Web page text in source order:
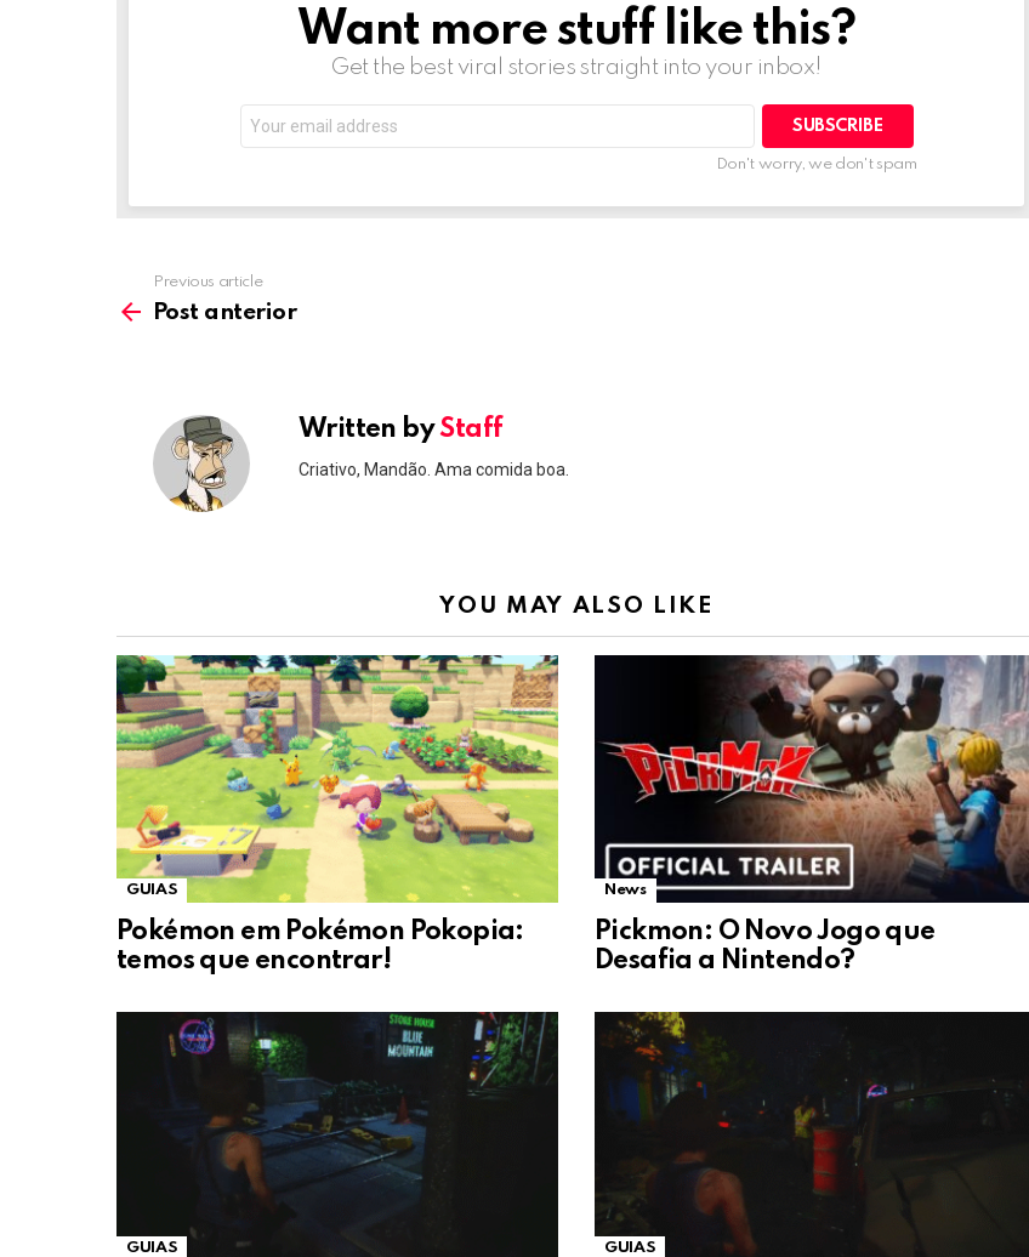
NEWSLETTERWant more stuff like this?
Get the best viral stories straight into your inbox!
address:
Don't worry, we don't spam
more
Previous article
Post anterior
Written byStaff
Criativo, Mandão. Ama comida boa.
YOU MAY ALSO LIKE
GUIAS
Pokémon em Pokémon Pokopia:
temos que encontrar!
News
Pickmon: O Novo Jogo que
Desafia a Nintendo?
GUIAS GUIAS